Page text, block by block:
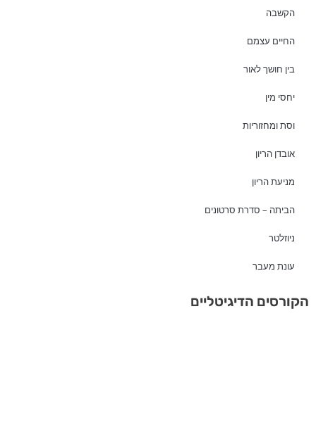
הקשבה
החיים עצמם
בין חושך לאור
יחסי מין
וסת ומחזוריות
אובדן הריון
מניעת הריון
הביתה – סדרת סרטונים
ניוזלטר
עונת מעבר
הקורסים הדיגיטליים